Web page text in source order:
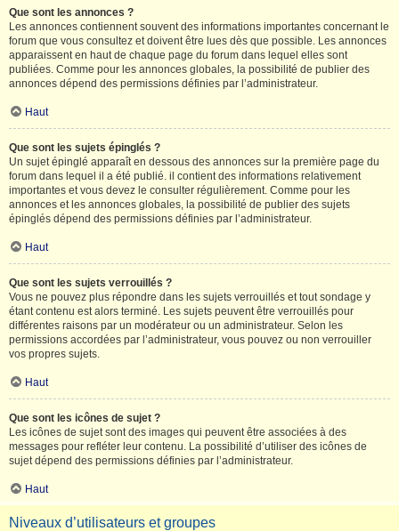
Que sont les annonces ?
Les annonces contiennent souvent des informations importantes concernant le
forum que vous consultez et doivent être lues dès que possible. Les annonces
apparaissent en haut de chaque page du forum dans lequel elles sont
publiées. Comme pour les annonces globales, la possibilité de publier des
annonces dépend des permissions définies par l’administrateur.
Haut
Que sont les sujets épinglés ?
Un sujet épinglé apparaît en dessous des annonces sur la première page du
forum dans lequel il a été publié. il contient des informations relativement
importantes et vous devez le consulter régulièrement. Comme pour les
annonces et les annonces globales, la possibilité de publier des sujets
épinglés dépend des permissions définies par l’administrateur.
Haut
Que sont les sujets verrouillés ?
Vous ne pouvez plus répondre dans les sujets verrouillés et tout sondage y
étant contenu est alors terminé. Les sujets peuvent être verrouillés pour
différentes raisons par un modérateur ou un administrateur. Selon les
permissions accordées par l’administrateur, vous pouvez ou non verrouiller
vos propres sujets.
Haut
Que sont les icônes de sujet ?
Les icônes de sujet sont des images qui peuvent être associées à des
messages pour refléter leur contenu. La possibilité d’utiliser des icônes de
sujet dépend des permissions définies par l’administrateur.
Haut
Niveaux d’utilisateurs et groupes